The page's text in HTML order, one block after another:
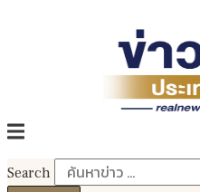
Search